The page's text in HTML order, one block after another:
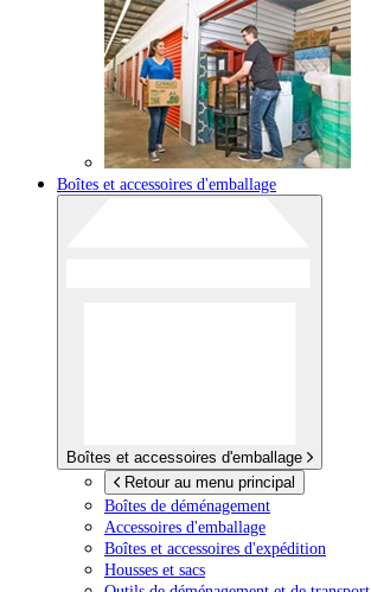
Boîtes et accessoires d'emballage
Boîtes et accessoires d'emballage
Retour au menu principal
Boîtes de déménagement
Accessoires d'emballage
Boîtes et accessoires d'expédition
Housses et sacs